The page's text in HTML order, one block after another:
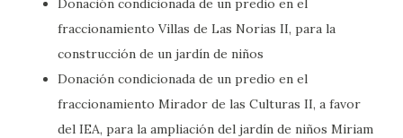
Donación condicionada de un predio en el
fraccionamiento Villas de Las Norias II, para la
construcción de un jardín de niños
Donación condicionada de un predio en el
fraccionamiento Mirador de las Culturas II, a favor
del IEA, para la ampliación del jardín de niños Miriam